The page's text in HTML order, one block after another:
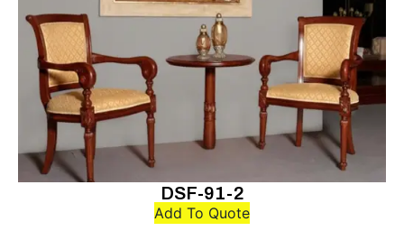
DSF-91-2
Add To Quote